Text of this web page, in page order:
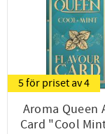
5 för priset av 4
Aroma Queen
Card "Cool